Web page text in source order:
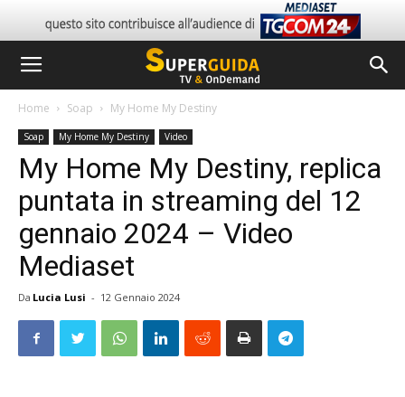
Home Soap My Home My Destiny
Soap My Home My Destiny Video
My Home My Destiny, replica
puntata in streaming del 12
gennaio 2024 – Video
Mediaset
Da Lucia Lusi - 12 Gennaio 2024